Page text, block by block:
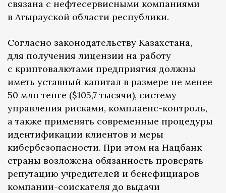
связана с нефтесервисными компаниями
в Атырауской области республики.
Согласно законодательству Казахстана,
для получения лицензии на работу
с криптовалютами предприятия должны
иметь уставный капитал в размере не менее
50 млн тенге ($105,7 тысячи), систему
управления рисками, комплаенс-контроль,
а также применять современные процедуры
идентификации клиентов и меры
кибербезопасности. При этом на Нацбанк
страны возложена обязанность проверять
репутацию учредителей и бенефициаров
компании-соискателя до выдачи